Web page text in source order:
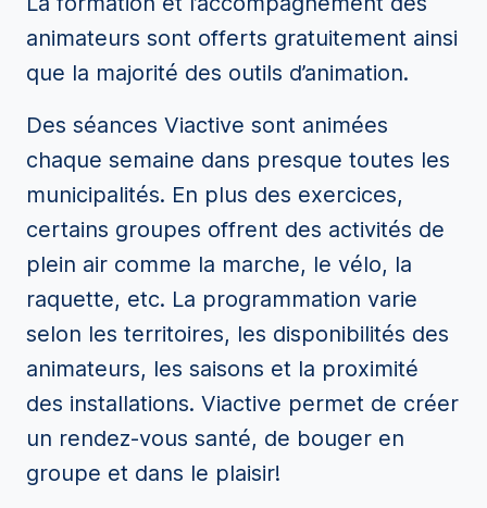
animateurs sont offerts gratuitement ainsi
que la majorité des outils d’animation.
Des séances Viactive sont animées
chaque semaine dans presque toutes les
municipalités. En plus des exercices,
certains groupes offrent des activités de
plein air comme la marche, le vélo, la
raquette, etc. La programmation varie
selon les territoires, les disponibilités des
animateurs, les saisons et la proximité
des installations. Viactive permet de créer
un rendez-vous santé, de bouger en
groupe et dans le plaisir!